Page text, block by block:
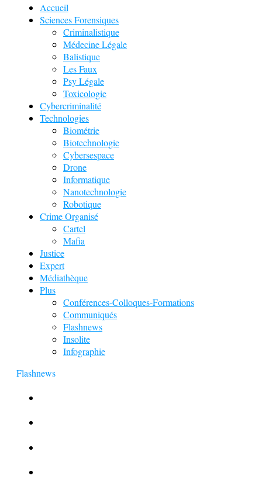
Accueil
Sciences Forensiques
Criminalistique
Médecine Légale
Balistique
Les Faux
Psy Légale
Toxicologie
Cybercriminalité
Technologies
Biométrie
Biotechnologie
Cybersespace
Drone
Informatique
Nanotechnologie
Robotique
Crime Organisé
Cartel
Mafia
Justice
Expert
Médiathèque
Plus
Conférences-Colloques-Formations
Communiqués
Flashnews
Insolite
Infographie
Flashnews